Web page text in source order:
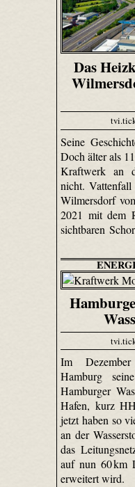
Das
Seine
Doch älter als
Kraftwerk an
nicht.
Wilmersdorf
2021 mit dem
sichtbaren
Im
Hamburg
Hamburger
Hafen, kurz
jetzt haben so
an der
das
auf nun 60 km
erweitert wird.